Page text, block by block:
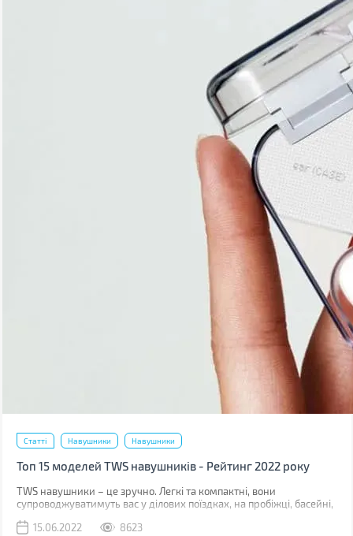
Статті Навушники Навушники
Топ 15 моделей TWS навушників - Рейтинг 2022 року
TWS навушники – це зручно. Легкі та компактні, вони
супроводжуватимуть вас у ділових поїздках, на пробіжці, басейні,
звуку дротовим моделям, але чи всі можуть почути різницю? Ми
15.06.2022 8623